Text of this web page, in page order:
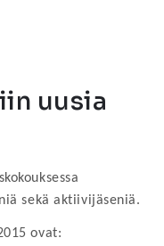
uusia
sekä aktiivijäseniä.
ovat: